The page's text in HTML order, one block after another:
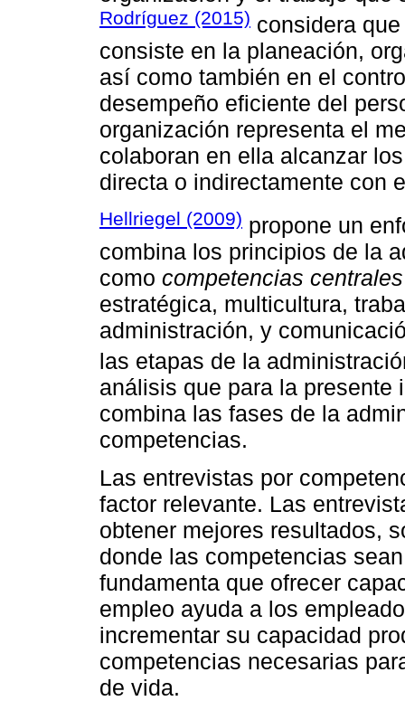
Rodríguez (2015) considera
consiste en la planeación,
así como también en el
desempeño eficiente del
organización representa el
colaboran en ella alcanzar
directa o indirectamente con
Hellriegel (2009) propone un
combina los principios de la
como competencias centrales
estratégica, multicultura,
administración, y
las etapas de la
análisis que para la presente
combina las fases de la
competencias.
Las entrevistas por
factor relevante. Las
obtener mejores resultados,
donde las competencias
fundamenta que ofrecer
empleo ayuda a los
incrementar su capacidad
competencias necesarias
de vida.